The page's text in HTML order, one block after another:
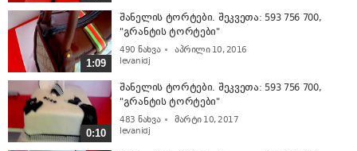
1:09
შანელის ტორტები. შეკვეთა: 593 756 700,
"გრანტის ტორტები"
490 ნახვა
აპრილი 10, 2016
levanidj
0:10
შანელის ტორტები. შეკვეთა: 593 756 700,
"გრანტის ტორტები"
483 ნახვა
მარტი 10, 2017
levanidj